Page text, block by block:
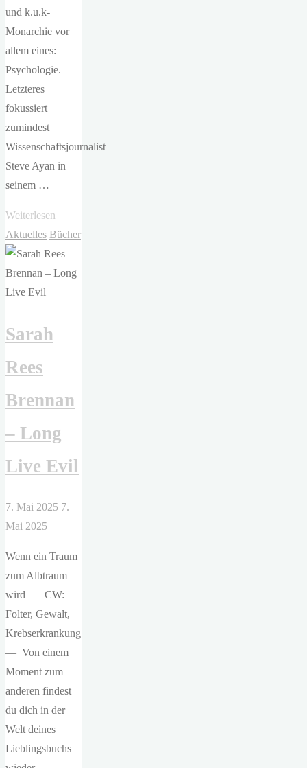
und k.u.k-
Monarchie vor
allem eines:
Psychologie.
Letzteres
fokussiert
zumindest
Wissenschaftsjournalist
Steve Ayan in
seinem …
Weiterlesen
Ayan
–
Seelenzauber"
Aktuelles Bücher
Sarah
Rees
Brennan
– Long
Live Evil
7. Mai 2025 7.
Mai 2025
Wenn ein Traum
zum Albtraum
wird — CW:
Folter, Gewalt,
Krebserkrankung
— Von einem
Moment zum
anderen findest
du dich in der
Welt deines
Lieblingsbuchs